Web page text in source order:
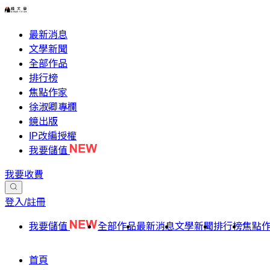
最新消息
文學新聞
全部作品
排行榜
焦點作家
徐淑卿專欄
鏡出版
IP改編授權
我要儲值
我要收費
登入/註冊
我要儲值 全部作品最新消息文學新聞排行榜焦點
首頁